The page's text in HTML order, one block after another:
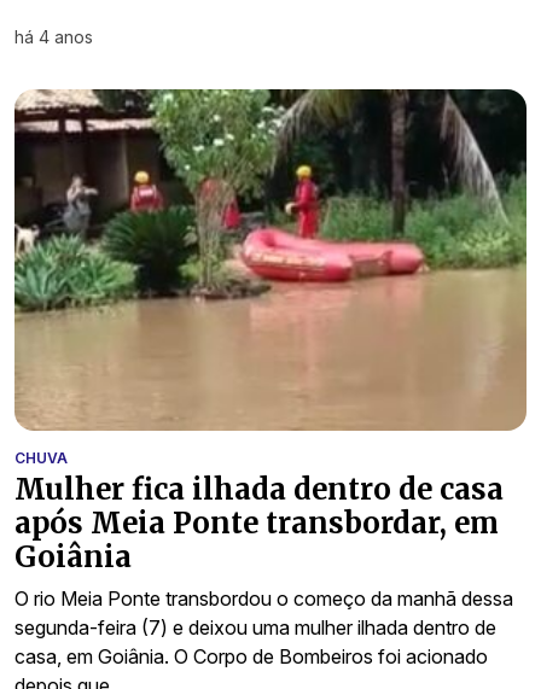
há 4 anos
CHUVA
Mulher fica ilhada dentro de casa
após Meia Ponte transbordar, em
Goiânia
O rio Meia Ponte transbordou o começo da manhã dessa
segunda-feira (7) e deixou uma mulher ilhada dentro de
casa, em Goiânia. O Corpo de Bombeiros foi acionado